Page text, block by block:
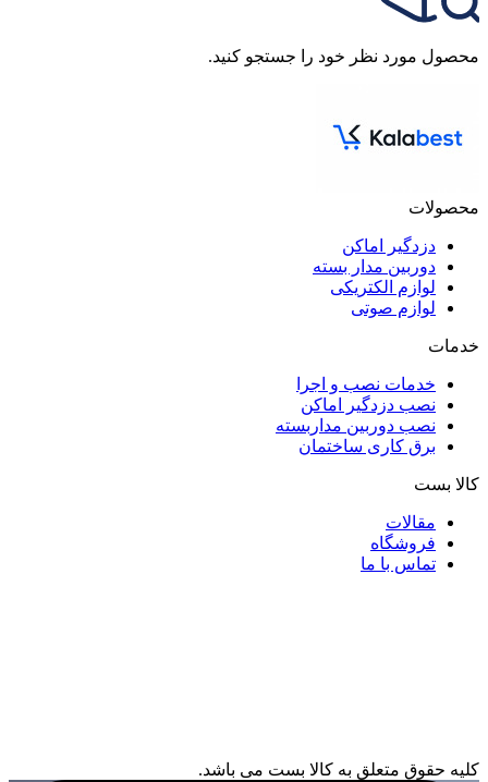
محصول مورد نظر خود را جستجو کنید.
محصولات
دزدگیر اماکن
دوربین مدار بسته
لوازم الکتریکی
لوازم صوتی
خدمات
خدمات نصب و اجرا
نصب دزدگیر اماکن
نصب دوربین مداربسته
برق کاری ساختمان
کالا بست
مقالات
فروشگاه
تماس با ما
کلیه حقوق متعلق به کالا بست می باشد.